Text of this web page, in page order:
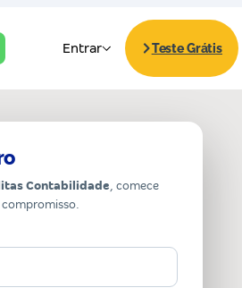
Contabilidade, comece
compromisso.